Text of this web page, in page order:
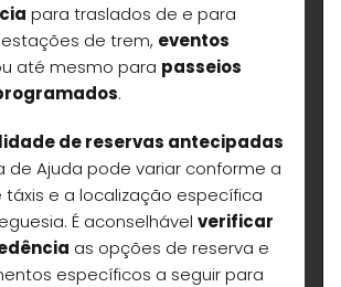
para traslados de e para
de trem, eventos
até mesmo para passeios
.
de reservas antecipadas
de Ajuda pode variar conforme a
e a localização específica
É aconselhável verificar
as opções de reserva e
específicos a seguir para